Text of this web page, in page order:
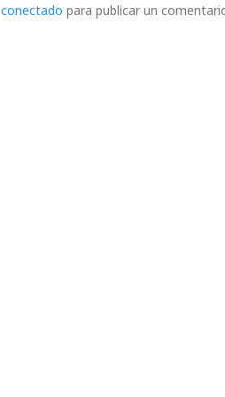
conectado para publicar un